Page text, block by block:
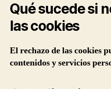
Qué sucede si
las cookies
El rechazo de las cookies
contenidos y servicios